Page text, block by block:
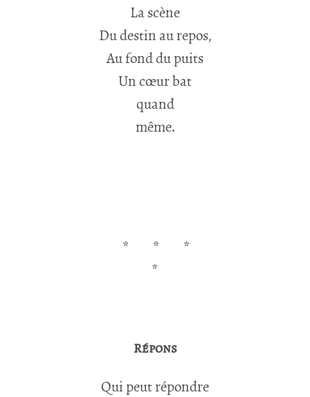
La scène
Du destin au repos,
Au fond du puits
Un cœur bat
quand
même.
* *
*
*
Répons
Qui peut répondre